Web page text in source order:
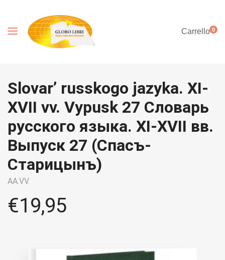
Carrello0
Slovar’ russkogo jazyka. XI-
XVII vv. Vypusk 27 Словарь
русского языка. XI-XVII вв.
Выпуск 27 (Спасъ-
Старицынъ)
AA.VV.
€19,95